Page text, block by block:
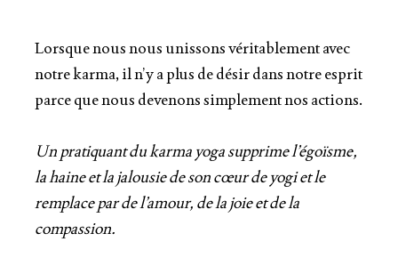
Lorsque nous nous unissons véritablement avec
notre karma, il n’y a plus de désir dans notre esprit
parce que nous devenons simplement nos actions.
Un pratiquant du karma yoga supprime l’égoïsme,
la haine et la jalousie de son cœur de yogi et le
remplace par de l’amour, de la joie et de la
compassion.